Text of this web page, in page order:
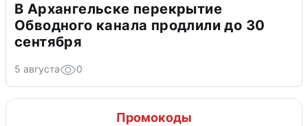
В Архангельске перекрытие
Обводного канала продлили до 30
сентября
5 августа 0
Промокоды